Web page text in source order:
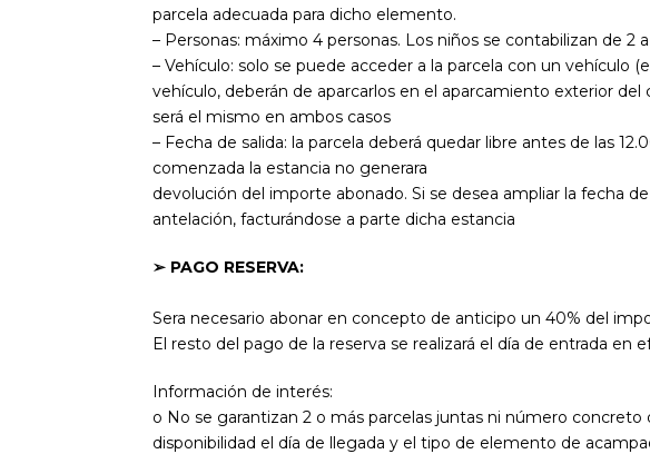
parcela adecuada para dicho elemento.
– Personas: máximo 4 personas. Los niños se contabilizan de 2
– Vehículo: solo se puede acceder a la parcela con un vehículo
vehículo, deberán de aparcarlos en el aparcamiento exterior
será el mismo en ambos casos
– Fecha de salida: la parcela deberá quedar libre antes de las
comenzada la estancia no generara
devolución del importe abonado. Si se desea ampliar la fecha
antelación, facturándose a parte dicha estancia
➢ PAGO RESERVA:
Sera necesario abonar en concepto de anticipo un 40% del
El resto del pago de la reserva se realizará el día de entrada en
Información de interés:
o No se garantizan 2 o más parcelas juntas ni número concreto
disponibilidad el día de llegada y el tipo de elemento de